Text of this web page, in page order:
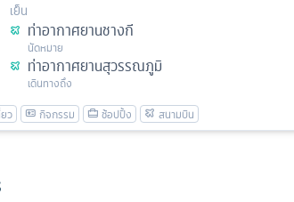
เย็น
ท่าอากาศยานชางกี
นัดหมาย
ท่าอากาศยานสุวรรณภูมิ
เดินทางถึง